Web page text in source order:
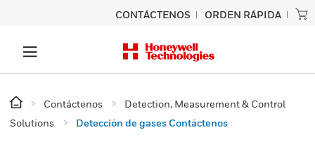
CONTÁCTENOS ORDEN RÁPIDA
Contáctenos
Detection, Measurement & Control
Solutions
Detección de gases Contáctenos